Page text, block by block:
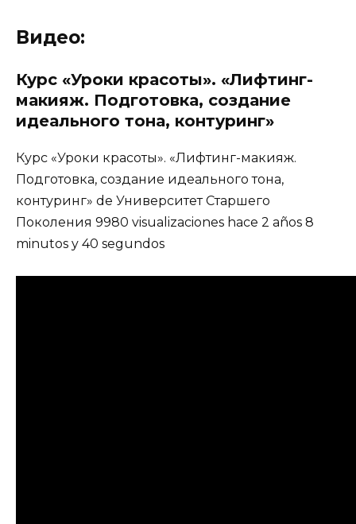
Видео:
Курс «Уроки красоты». «Лифтинг-
макияж. Подготовка, создание
идеального тона, контуринг»
Курс «Уроки красоты». «Лифтинг-макияж.
Подготовка, создание идеального тона,
контуринг» de Университет Старшего
Поколения 9980 visualizaciones hace 2 años 8
minutos y 40 segundos